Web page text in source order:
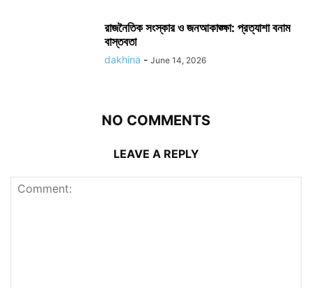
রাজনৈতিক সংস্কার ও জনআকাঙ্ক্ষা: প্রত্যাশা বনাম
বাস্তবতা
dakhina - June 14, 2026
NO COMMENTS
LEAVE A REPLY